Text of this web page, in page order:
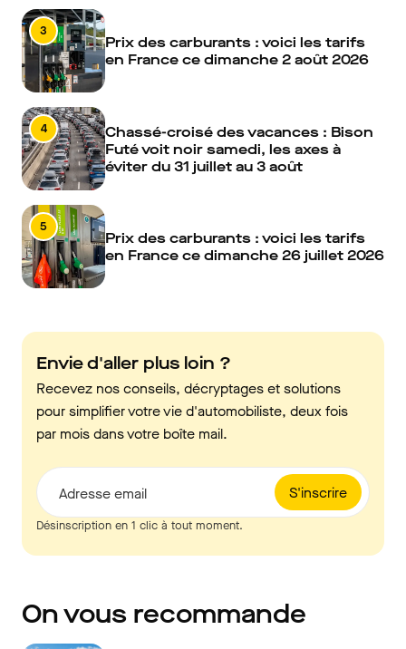
3
Prix des carburants : voici les tarifs
en France ce dimanche 2 août 2026
4
Chassé-croisé des vacances : Bison
Futé voit noir samedi, les axes à
éviter du 31 juillet au 3 août
5
Prix des carburants : voici les tarifs
en France ce dimanche 26 juillet 2026
Envie d'aller plus loin ?
Recevez nos conseils, décryptages et solutions
pour simplifier votre vie d'automobiliste, deux fois
par mois dans votre boîte mail.
S'inscrire
Adresse email
Désinscription en 1 clic à tout moment.
On vous recommande